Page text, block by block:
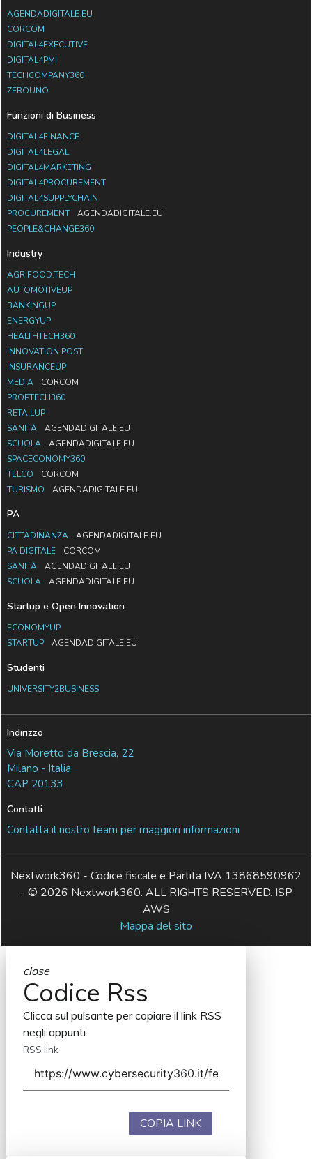
AGENDADIGITALE.EU
CORCOM
DIGITAL4EXECUTIVE
DIGITAL4PMI
TECHCOMPANY360
ZEROUNO
Funzioni di Business
DIGITAL4FINANCE
DIGITAL4LEGAL
DIGITAL4MARKETING
DIGITAL4PROCUREMENT
DIGITAL4SUPPLYCHAIN
PROCUREMENT
AGENDADIGITALE.EU
PEOPLE&CHANGE360
Industry
AGRIFOOD.TECH
AUTOMOTIVEUP
BANKINGUP
ENERGYUP
HEALTHTECH360
INNOVATION POST
INSURANCEUP
MEDIA
CORCOM
PROPTECH360
RETAILUP
SANITÀ
AGENDADIGITALE.EU
SCUOLA
AGENDADIGITALE.EU
SPACECONOMY360
TELCO
CORCOM
TURISMO
AGENDADIGITALE.EU
PA
CITTADINANZA
AGENDADIGITALE.EU
PA DIGITALE
CORCOM
SANITÀ
AGENDADIGITALE.EU
SCUOLA
AGENDADIGITALE.EU
Startup e Open Innovation
ECONOMYUP
STARTUP
AGENDADIGITALE.EU
Studenti
UNIVERSITY2BUSINESS
Indirizzo
Via Moretto da Brescia, 22
Milano - Italia
CAP 20133
Contatti
Contatta il nostro team per maggiori informazioni
Nextwork360 - Codice fiscale e Partita IVA 13868590962
- © 2026 Nextwork360. ALL RIGHTS RESERVED. ISP
AWS
Mappa del sito
close
Codice Rss
Clicca sul pulsante per copiare il link RSS
negli appunti.
RSS link
COPIA LINK